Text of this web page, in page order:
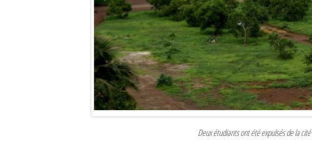
La Tribune de Diego en PDF
Deux étudiants ont été expulsés de la